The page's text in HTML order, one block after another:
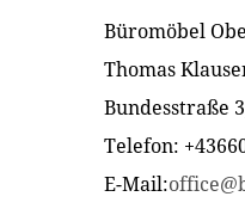
Büromöbel
Thomas
Bundesstraße
Telefon:
E-Mail: